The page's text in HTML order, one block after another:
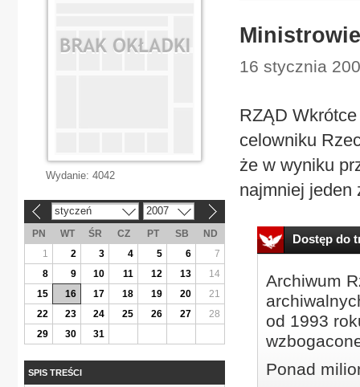
16 stycznia
RZĄD
celowniku
że w wyniku
najmniej jeden
Dostęp do
Archiwum
od 1993
Ponad
Wydanie: 4042
styczeń 2007
PN WT ŚR CZ PT SB
ND
1
2 3 4 5 6
7
8
9 10 11 12 13
14
15
16 17 18 19 20
21
22
23 24 25 26 27
28
29
30 31
SPIS TREŚCI